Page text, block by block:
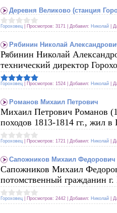
Деревня Великово (станция
Гороховец Просмотров: 3171 Добавил: Николай
Рябинин Николай
Рябинин Николай
технический директор
Гороховец Просмотров: 1524 Добавил: Николай
Романов Михаил Петрович
Михаил Петрович Романов
походов 1813-1814 гг., жил в
Гороховец Просмотров: 1721 Добавил: Николай
Сапожников Михаил Федорович
Сапожников Михаил
потомственный гражданин г.
Гороховец Просмотров: 2442 Добавил: Николай